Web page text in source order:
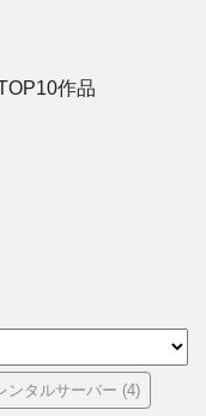
作品
ンタルサーバー (4)